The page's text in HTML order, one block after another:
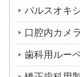
パルスオキ
口腔内カメラ
歯科用ルー